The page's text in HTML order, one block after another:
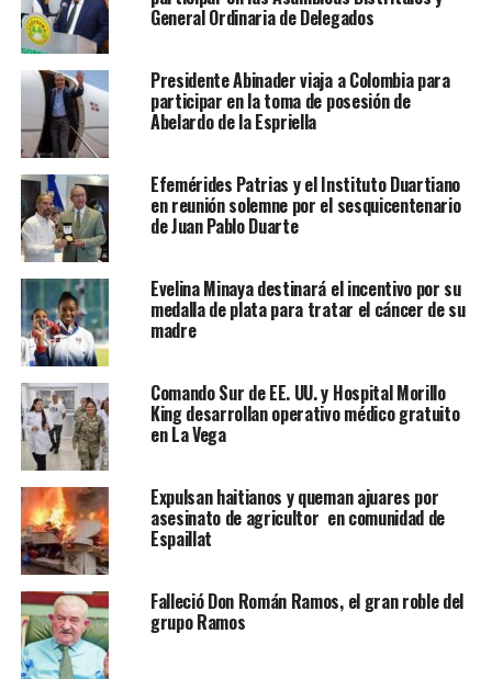
General Ordinaria de Delegados
Presidente Abinader viaja a Colombia para
participar en la toma de posesión de
Abelardo de la Espriella
Efemérides Patrias y el Instituto Duartiano
en reunión solemne por el sesquicentenario
de Juan Pablo Duarte
Evelina Minaya destinará el incentivo por su
medalla de plata para tratar el cáncer de su
madre
Comando Sur de EE. UU. y Hospital Morillo
King desarrollan operativo médico gratuito
en La Vega
Expulsan haitianos y queman ajuares por
asesinato de agricultor en comunidad de
Espaillat
Falleció Don Román Ramos, el gran roble del
grupo Ramos